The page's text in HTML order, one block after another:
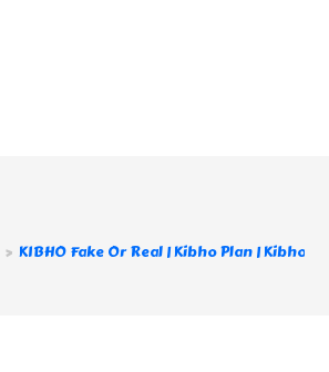
> KIBHO Fake Or Real | Kibho Plan | Kibho